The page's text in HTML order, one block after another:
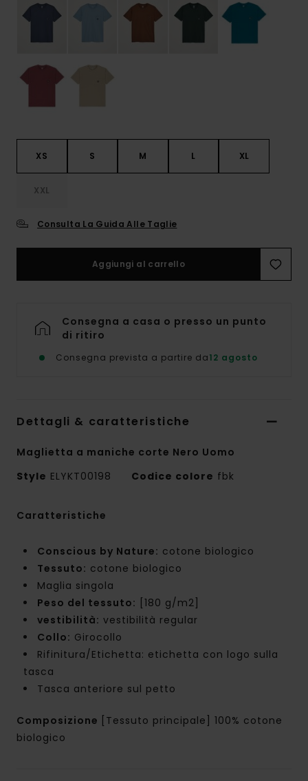
XS S M L XL
XXL
Consulta La Guida Alle Taglie
Aggiungi al carrello
Consegna a casa o presso un punto
di ritiro
Consegna prevista a partire da12 agosto
Dettagli & caratteristiche
Maglietta a maniche corte Nero Uomo
Style ELYKT00198 Codice colore fbk
Caratteristiche
Conscious by Nature: cotone biologico
Tessuto: cotone biologico
Maglia singola
Peso del tessuto: [180 g/m2]
vestibilità: vestibilità regular
Collo: Girocollo
Rifinitura/Etichetta: etichetta con logo sulla
tasca
Tasca anteriore sul petto
Composizione
[Tessuto principale] 100% cotone
biologico